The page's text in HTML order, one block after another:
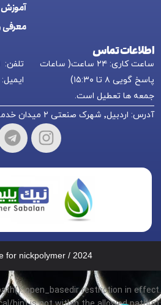
آموزش
معرفی
اطلاعات تماس
ساعت کاری: ۲۴ ساعت( ساعات
پاسخ گویی ۸ تا ۱۵:۳۰)
جمعه ها تعطیل است.
تلفن: 09141593501
ایمیل: nikkpolymer[at]gmail.com
آدرس: اردبیل٬ شهرک صنعتی ۲ میدان خدماتی٬ قطعه ۸۱۶
for nickpolymer / 2024
open_basedir restriction in effect.